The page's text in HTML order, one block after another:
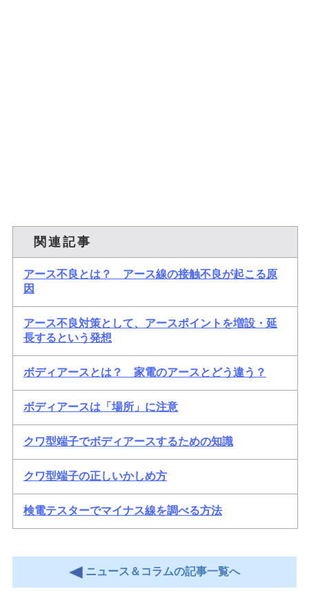
関連記事
アース不良とは？ アース線の接触不良が起こる原
因
アース不良対策として、アースポイントを増設・延
長するという発想
ボディアースとは？ 家電のアースとどう違う？
ボディアースは「場所」に注意
クワ型端子でボディアースするための知識
クワ型端子の正しいかしめ方
検電テスターでマイナス線を調べる方法
ニュース＆コラムの記事一覧へ